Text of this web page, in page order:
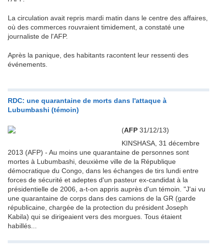
La circulation avait repris mardi matin dans le centre des affaires,
où des commerces rouvraient timidement, a constaté une
journaliste de l'AFP.
Après la panique, des habitants racontent leur ressenti des
événements.
RDC: une quarantaine de morts dans l'attaque à
Lubumbashi (témoin)
(AFP 31/12/13)
KINSHASA, 31 décembre
2013 (AFP) - Au moins une quarantaine de personnes sont
mortes à Lubumbashi, deuxième ville de la République
démocratique du Congo, dans les échanges de tirs lundi entre
forces de sécurité et adeptes d'un pasteur ex-candidat à la
présidentielle de 2006, a-t-on appris auprès d'un témoin. "J'ai vu
une quarantaine de corps dans des camions de la GR (garde
républicaine, chargée de la protection du président Joseph
Kabila) qui se dirigeaient vers des morgues. Tous étaient
habillés...